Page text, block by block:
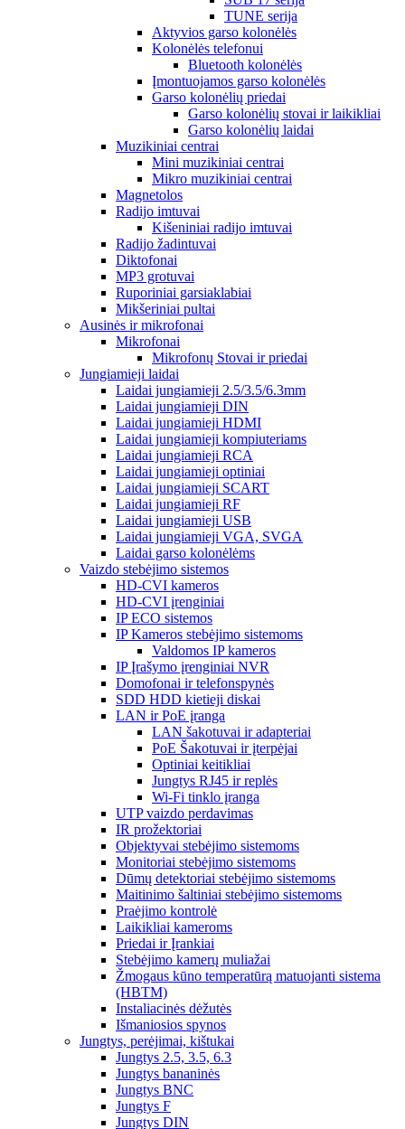
TUNE serija
Aktyvios garso kolonėlės
Kolonėlės telefonui
Bluetooth kolonėlės
Įmontuojamos garso kolonėlės
Garso kolonėlių priedai
Garso kolonėlių stovai ir laikikliai
Garso kolonėlių laidai
Muzikiniai centrai
Mini muzikiniai centrai
Mikro muzikiniai centrai
Magnetolos
Radijo imtuvai
Kišeniniai radijo imtuvai
Radijo žadintuvai
Diktofonai
MP3 grotuvai
Ruporiniai garsiaklabiai
Mikšeriniai pultai
Ausinės ir mikrofonai
Mikrofonai
Mikrofonų Stovai ir priedai
Jungiamieji laidai
Laidai jungiamieji 2.5/3.5/6.3mm
Laidai jungiamieji DIN
Laidai jungiamieji HDMI
Laidai jungiamieji kompiuteriams
Laidai jungiamieji RCA
Laidai jungiamieji optiniai
Laidai jungiamieji SCART
Laidai jungiamieji RF
Laidai jungiamieji USB
Laidai jungiamieji VGA, SVGA
Laidai garso kolonėlėms
Vaizdo stebėjimo sistemos
HD-CVI kameros
HD-CVI įrenginiai
IP ECO sistemos
IP Kameros stebėjimo sistemoms
Valdomos IP kameros
IP Įrašymo įrenginiai NVR
Domofonai ir telefonspynės
SDD HDD kietieji diskai
LAN ir PoE įranga
LAN šakotuvai ir adapteriai
PoE Šakotuvai ir įterpėjai
Optiniai keitikliai
Jungtys RJ45 ir replės
Wi-Fi tinklo įranga
UTP vaizdo perdavimas
IR prožektoriai
Objektyvai stebėjimo sistemoms
Monitoriai stebėjimo sistemoms
Dūmų detektoriai stebėjimo sistemoms
Maitinimo šaltiniai stebėjimo sistemoms
Praėjimo kontrolė
Laikikliai kameroms
Priedai ir Įrankiai
Stebėjimo kamerų muliažai
Žmogaus kūno temperatūrą matuojanti sistema
(HBTM)
Instaliacinės dėžutės
Išmaniosios spynos
Jungtys, perėjimai, kištukai
Jungtys 2.5, 3.5, 6.3
Jungtys bananinės
Jungtys BNC
Jungtys F
Jungtys DIN